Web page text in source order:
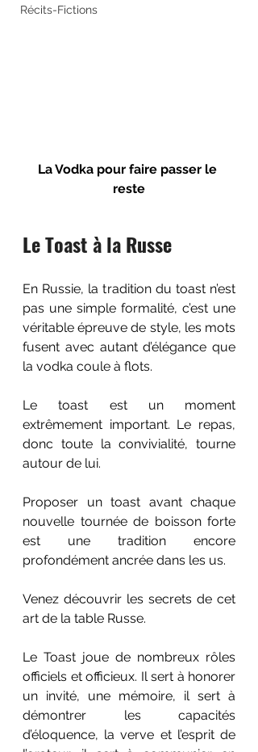
Récits-Fictions
La Vodka pour faire passer le
reste
Le Toast à la Russe
En Russie, la tradition du toast n’est
pas une simple formalité, c’est une
véritable épreuve de style, les mots
fusent avec autant d’élégance que
la vodka coule à flots.
Le toast est un moment
extrêmement important. Le repas,
donc toute la convivialité, tourne
autour de lui.
Proposer un toast avant chaque
nouvelle tournée de boisson forte
est une tradition encore
profondément ancrée dans les us.
Venez découvrir les secrets de cet
art de la table Russe.
Le Toast joue de nombreux rôles
officiels et officieux. Il sert à honorer
un invité, une mémoire, il sert à
démontrer les capacités
d’éloquence, la verve et l’esprit de